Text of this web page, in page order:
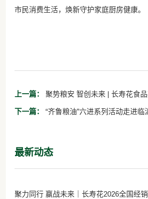
市民消费生活，焕新守护家庭厨房健康。
上一篇：
粮食交易大会 共话粮油高质量发展
下一篇：
最新动态
聚力同行 赢战未来｜长寿花2026全国经销